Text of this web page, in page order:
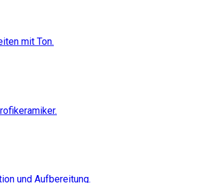
mit Ton.
und Aufbereitung.